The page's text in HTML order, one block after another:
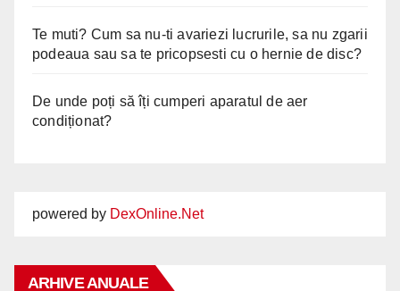
Te muti? Cum sa nu-ti avariezi lucrurile, sa nu zgarii
podeaua sau sa te pricopsesti cu o hernie de disc?
De unde poți să îți cumperi aparatul de aer
condiționat?
powered by DexOnline.Net
ARHIVE ANUALE